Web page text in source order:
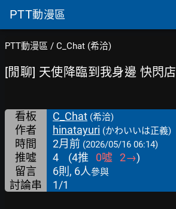
PTT動漫區
PTT動漫區 / C_Chat (希洽)
[閒聊] 天使降臨到我身邊 快閃店
看板 C_Chat (希洽)
作者 hinatayuri (かわいいは正義)
時間 2月前 (2026/05/16 06:14)
推噓 4 (4推 0噓 2→)
留言
6則, 6人參與
討論串 1/1